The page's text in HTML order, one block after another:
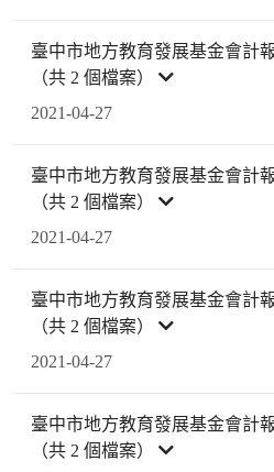
臺中市地方教育發展基金會計
（共 2 個檔案）
2021-04-27
臺中市地方教育發展基金會計
（共 2 個檔案）
2021-04-27
臺中市地方教育發展基金會計
（共 2 個檔案）
2021-04-27
臺中市地方教育發展基金會計
（共 2 個檔案）